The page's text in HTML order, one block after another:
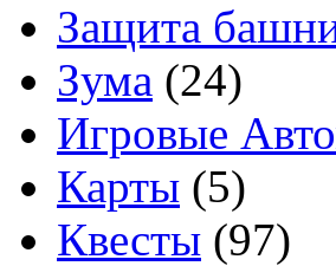
Защита
Зума (24)
Игровые
Карты (5)
Квесты (97)